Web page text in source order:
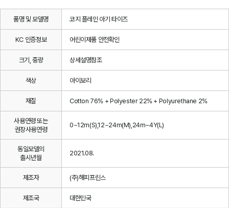
품명 및 모델명 코지 플레인 아기 타이즈
KC 인증정보 어린이제품 안전확인
크기, 중량 상세설명참조
색상 아이보리
재질 Cotton 76% + Polyester 22% + Polyurethane 2%
사용연령 또는
권장사용연령
0~12m(S),12~24m(M),24m~4Y(L)
동일모델의
출시년월
2021.08.
제조자 (주)해피프린스
제조국 대한민국